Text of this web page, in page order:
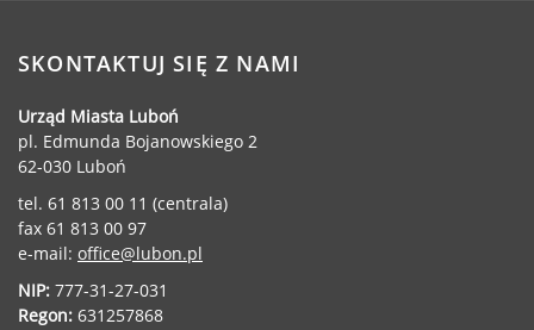
Instytut Skrzynki
Wielkopolski Park Narodowy
Muzeum Narodowe Rolnictwa i
Przemysłu Rolno-Spożywczego w
Szreniawie
PTTK
Urząd Skarbowy
Państwowe Gospodarstwo Wodne
Wody Polskie
SKONTAKTUJ SIĘ Z NAMI
Urząd Miasta Luboń
pl. Edmunda Bojanowskiego 2
62-030 Luboń
tel. 61 813 00 11 (centrala)
fax 61 813 00 97
e-mail: office@lubon.pl
NIP: 777-31-27-031
Regon: 631257868